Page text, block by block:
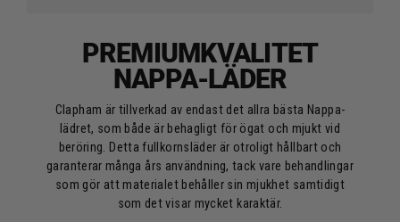
PREMIUMKVALITET
NAPPA-LÄDER
Clapham är tillverkad av endast det allra bästa Nappa-
lädret, som både är behagligt för ögat och mjukt vid
beröring. Detta fullkornsläder är otroligt hållbart och
garanterar många års användning, tack vare behandlingar
som gör att materialet behåller sin mjukhet samtidigt
som det visar mycket karaktär.